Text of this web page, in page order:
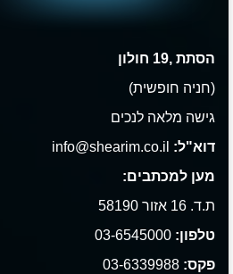
הסתת ,19 חולון
(חניה חופשית)
גישה מלאה לנכים
דוא"ל:
מען למכתבים:
ת.ד. 16 אזור 58190
טלפון:
פקס: